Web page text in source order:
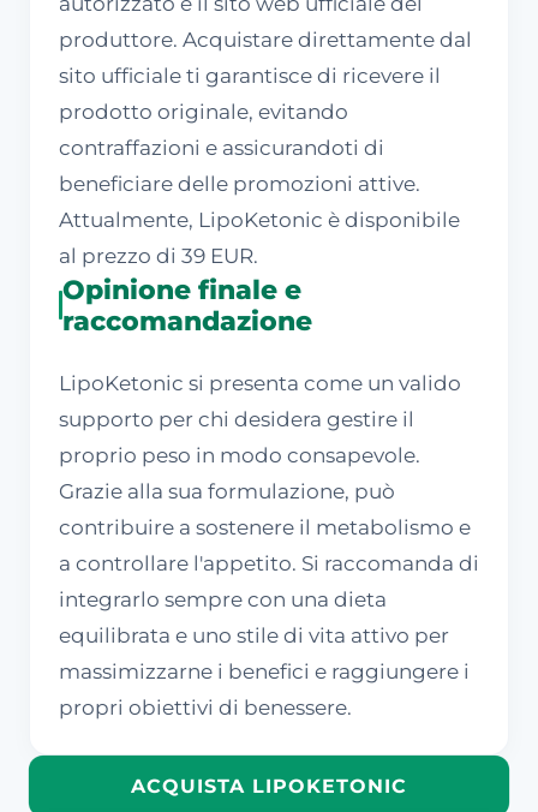
produttore. Acquistare direttamente dal
sito ufficiale ti garantisce di ricevere il
prodotto originale, evitando
contraffazioni e assicurandoti di
beneficiare delle promozioni attive.
Attualmente, LipoKetonic è disponibile
al prezzo di 39 EUR.
Opinione finale e
raccomandazione
LipoKetonic si presenta come un valido
supporto per chi desidera gestire il
proprio peso in modo consapevole.
Grazie alla sua formulazione, può
contribuire a sostenere il metabolismo e
a controllare l'appetito. Si raccomanda di
integrarlo sempre con una dieta
equilibrata e uno stile di vita attivo per
massimizzarne i benefici e raggiungere i
propri obiettivi di benessere.
ACQUISTA LIPOKETONIC